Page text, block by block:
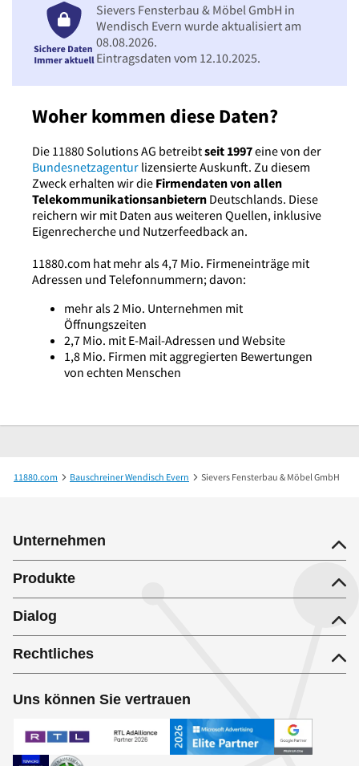
Woher kommen diese Daten?
Die 11880 Solutions AG betreibtseit 1997eine von der
Bundesnetzagentur lizensierte Auskunft. Zu diesem
Zweck erhalten wir die Firmendaten von allen
Telekommunikationsanbietern Deutschlands. Diese
reichern wir mit Daten aus weiteren Quellen, inklusive
Eigenrecherche und Nutzerfeedback an.
11880.com hat mehr als 4,7 Mio. Firmeneinträge mit
Adressen und Telefonnummern; davon:
mehr als 2 Mio. Unternehmen mit
Öffnungszeiten
2,7 Mio. mit E-Mail-Adressen und Website
1,8 Mio. Firmen mit aggregierten Bewertungen
von echten Menschen
Sievers Fensterbau & Möbel GmbH in
Wendisch Evern wurde aktualisiert am
08.08.2026.
Eintragsdaten vom 12.10.2025.
11880.com Bauschreiner Wendisch Evern Sievers Fensterbau & Möbel GmbH
Unternehmen
Produkte
Dialog
Rechtliches
Uns können Sie vertrauen